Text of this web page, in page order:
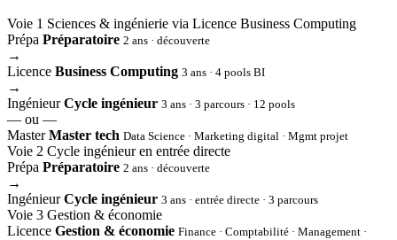
Voie 1 Sciences & ingénierie via Licence Business Computing
Prépa Préparatoire 2 ans · découverte
→
Licence Business Computing 3 ans · 4 pools BI
→
Ingénieur Cycle ingénieur 3 ans · 3 parcours · 12 pools
— ou —
Master Master tech Data Science · Marketing digital · Mgmt projet
Voie 2 Cycle ingénieur en entrée directe
Prépa Préparatoire 2 ans · découverte
→
Ingénieur Cycle ingénieur 3 ans · entrée directe · 3 parcours
Voie 3 Gestion & économie
Licence Gestion & économie Finance · Comptabilité · Management ·